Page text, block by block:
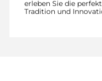
erleben Sie die
Tradition und